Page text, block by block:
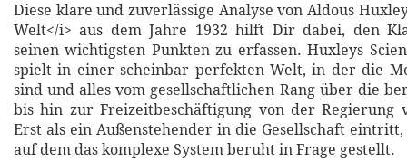
Diese klare und zuverlässige Analyse von Aldous
Welt</i> aus dem Jahre 1932 hilft Dir dabei, den
seinen wichtigsten Punkten zu erfassen. Huxleys
spielt in einer scheinbar perfekten Welt, in der die
sind und alles vom gesellschaftlichen Rang über die
bis hin zur Freizeitbeschäftigung von der Regierung
Erst als ein Außenstehender in die Gesellschaft
auf dem das komplexe System beruht in Frage gestellt.